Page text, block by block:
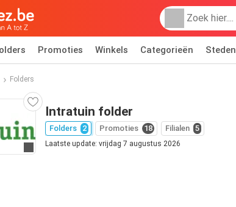
Promoties Winkels Categorieën Steden
Folders
Ga naar website
Intratuin folder
Folders 2 Promoties 18 Filialen 5
Laatste update: vrijdag 7 augustus 2026